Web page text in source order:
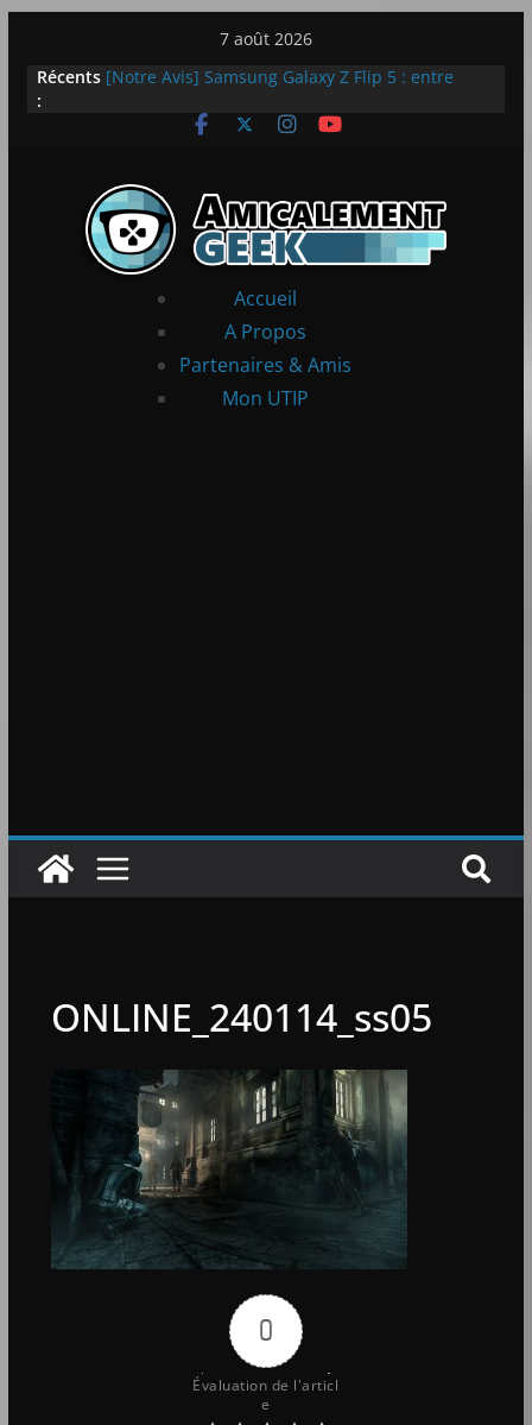
contenu
7 août 2026
Récents
:
[Notre Avis] Samsung Galaxy Z Flip 5 : entre
[PS5] New World Aeternum [Notre Avis]
LEGO dévoile la LEGO Technic McLaren P1
Accueil
A Propos
Partenaires & Amis
Mon UTIP
ONLINE_240114_ss05
0
Évaluation de l'articl
e